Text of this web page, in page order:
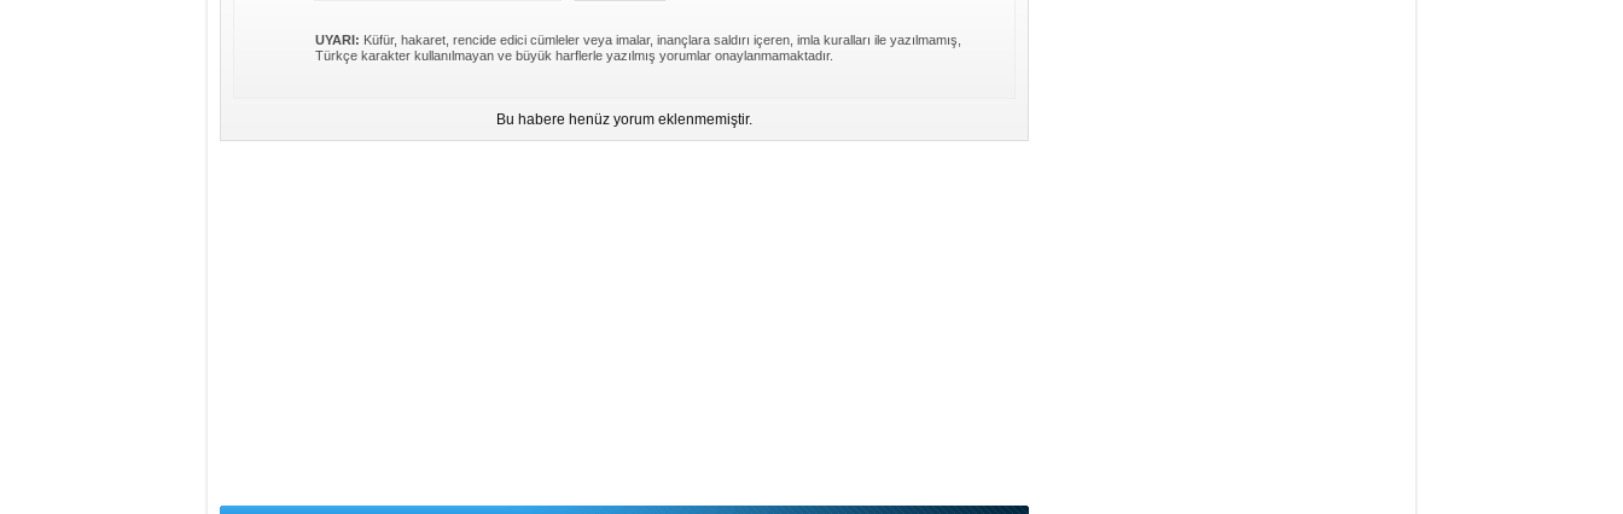
UYARI: Küfür, hakaret, rencide edici cümleler veya imalar, inançlara saldırı içeren, imla kuralları ile yazılmamış,
Türkçe karakter kullanılmayan ve büyük harflerle yazılmış yorumlar onaylanmamaktadır.
Bu habere henüz yorum eklenmemiştir.